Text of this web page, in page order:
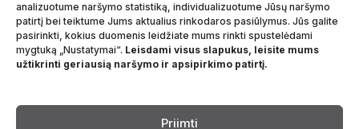
analizuotume naršymo statistiką, individualizuotume Jūsų naršymo
patirtį bei teiktume Jums aktualius rinkodaros pasiūlymus. Jūs galite
pasirinkti, kokius duomenis leidžiate mums rinkti spustelėdami
mygtuką „Nustatymai“. Leisdami visus slapukus, leisite mums
užtikrinti geriausią naršymo ir apsipirkimo patirtį.
Priimti
Prekių grąžinimas
Sąlygos ir taisyklės
Privatumo politika
Apie mus
Kalba